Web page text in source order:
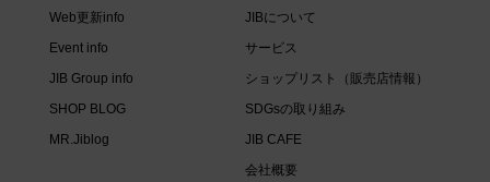
Web更新info
Event info
JIB Group info
SHOP BLOG
MR.Jiblog
JIBについて
サービス
ショップリスト（販売店情報）
SDGsの取り組み
JIB CAFE
会社概要